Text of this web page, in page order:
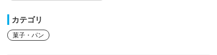
カテゴリ
菓子・パン